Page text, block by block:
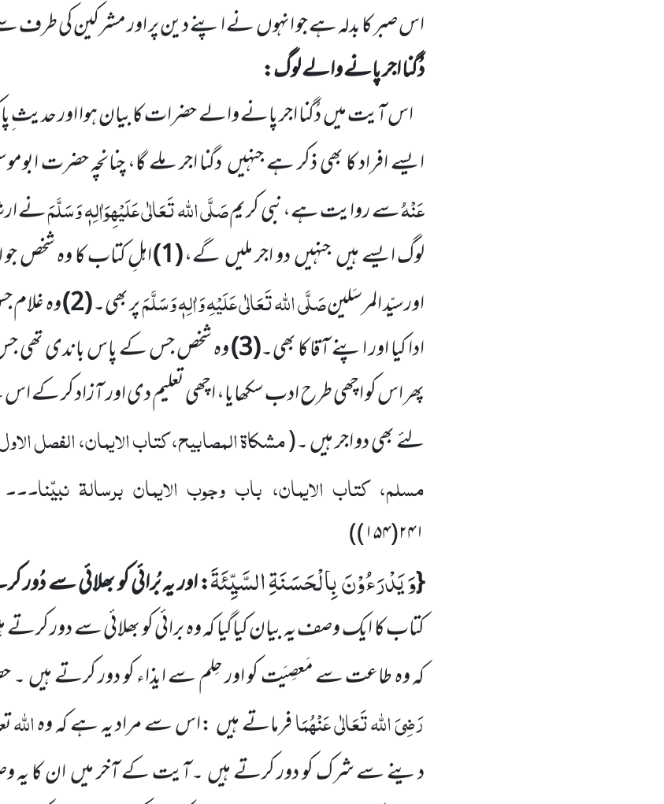
اس صبر کا بدلہ ہے جو انہوںنے اپنے دین پر اور مشرکین کی طرف سے
دُگنا اجر پانے والے لوگ:
اس آیت میںدُگنا اجر پانے والے حضرات کا بیان ہوا اور حدیث
ایسے افراد کا بھی ذکر ہے جنہیںدگنا اجر ملے گا، چنانچہ حضرت
عَنْہُسے روایت ہے،نبی کریمصَلَّی اللہ تَعَالٰی عَلَیْہِوَاٰلِہٖ وَسَلَّمَنے
لوگ ایسے ہیںجنہیںدو اجر ملیںگے،(
1
)اہلِ کتاب کا وہ شخص جو
اورسیّد المرسَلینصَلَّی اللہ تَعَالٰی عَلَیْہِ وَاٰلِہٖ وَسَلَّمَپر بھی۔(
2
)وہ
ادا کیا اور اپنے آقا کا بھی۔(
3
)وہ شخص جس کے پاس باندی تھی
پھر اس کو اچھی طرح ادب سکھایا، اچھی تعلیم دی اور آزاد کر کے
لئے بھی دو اجر ہیں ۔(مشکاۃ المصابیح، کتاب الایمان، الفصل
مسلم، کتاب الایمان، باب وجوب الایمان برسالۃ
۲۴۱(۱۵۴)
)
{وَ یَدْرَءُوْنَ بِالْحَسَنَةِ السَّیِّئَةَ: اور یہ بُرائی کو بھلائی سے
کتاب کا ایک وصف یہ بیان کیاگیا کہ وہ برائی کو بھلائی سے دور
کہ وہ طاعت سے مَعصِیَت کو اور حِلم سے ایذاء کودور کرتے ہیں۔
رَضِیَ اللہ تَعَالٰی عَنْہُمَافرماتے ہیں :اس سے مرادیہ ہے کہ وہاللہ
دینے سے شرک کو دور کرتے ہیں۔آیت کے آخر میںان کا یہ